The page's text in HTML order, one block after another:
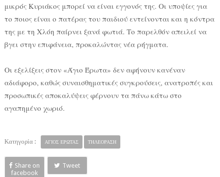
μικρός Κυριάκος μπορεί να είναι εγγονός της. Οι υποψίες για
το ποιος είναι ο πατέρας του παιδιού εντείνονται και η κόντρα
της με τη Χλόη παίρνει ξανά φωτιά. Το παρελθόν απειλεί να
βγει στην επιφάνεια, προκαλώντας νέα ρήγματα.
Οι εξελίξεις στον «Άγιο Έρωτα» δεν αφήνουν κανέναν
αδιάφορο, καθώς συναισθηματικές συγκρούσεις, ανατροπές και
προσωπικές αποκαλύψεις φέρνουν τα πάνω κάτω στο
αγαπημένο χωριό.
Κατηγορία : ΑΓΙΟΣ ΕΡΩΤΑΣ ΤΗΛΕΟΡΑΣΗ
Share on
facebook
Tweet